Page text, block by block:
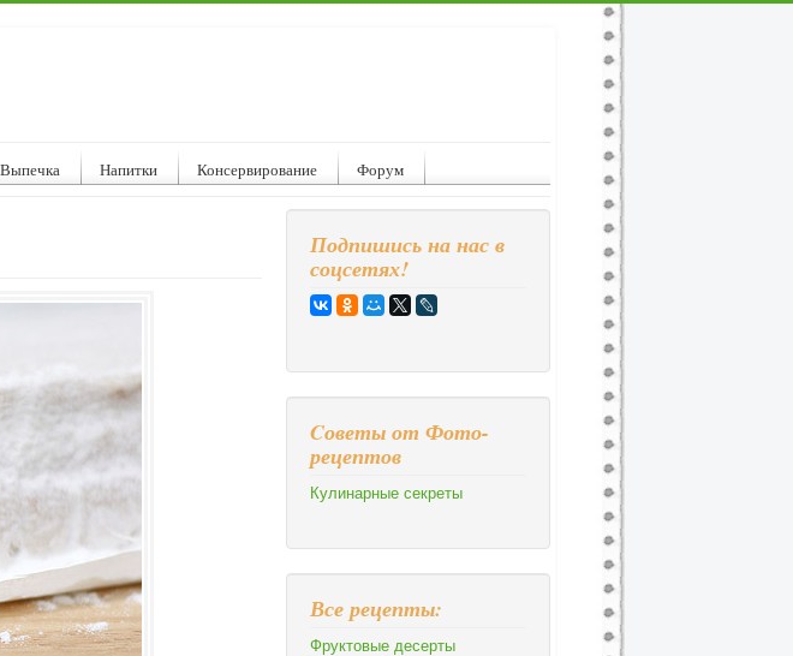
Выпечка Напитки Консервирование Форум
Подпишись на нас в
соцсетях!
Cоветы от Фото-
рецептов
Кулинарные секреты
Все рецепты:
Фруктовые десерты